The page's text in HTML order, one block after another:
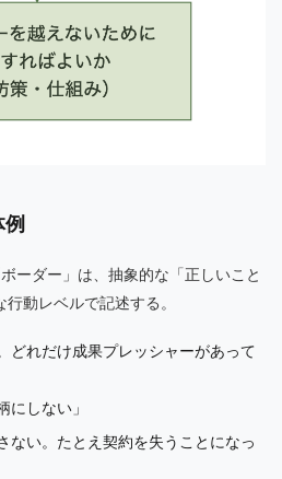
例
ーダー」は、抽象的な「正しいこと
動レベルで記述する。
どれだけ成果プレッシャーがあって
にしない」
ない。たとえ契約を失うことになっ